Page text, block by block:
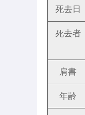
死去日
死去者
肩書
年齢